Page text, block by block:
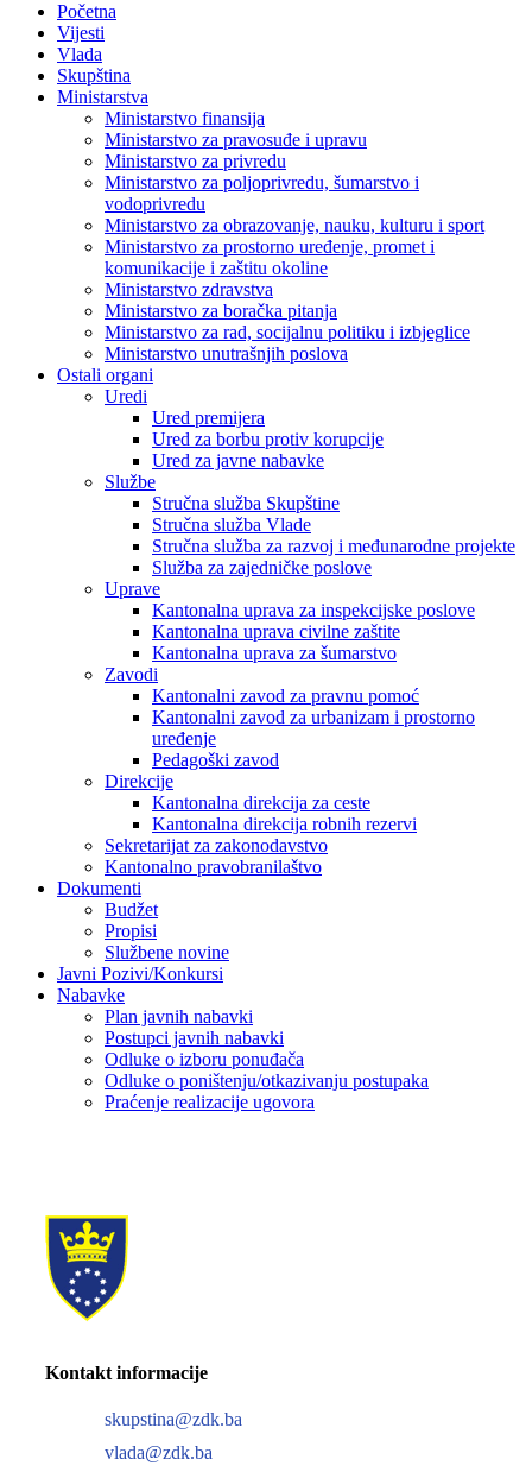
Početna
Vijesti
Vlada
Skupština
Ministarstva
Ministarstvo finansija
Ministarstvo za pravosuđe i upravu
Ministarstvo za privredu
Ministarstvo za poljoprivredu, šumarstvo i
vodoprivredu
Ministarstvo za obrazovanje, nauku, kulturu i sport
Ministarstvo za prostorno uređenje, promet i
komunikacije i zaštitu okoline
Ministarstvo zdravstva
Ministarstvo za boračka pitanja
Ministarstvo za rad, socijalnu politiku i izbjeglice
Ministarstvo unutrašnjih poslova
Ostali organi
Uredi
Ured premijera
Ured za borbu protiv korupcije
Ured za javne nabavke
Službe
Stručna služba Skupštine
Stručna služba Vlade
Stručna služba za razvoj i međunarodne projekte
Služba za zajedničke poslove
Uprave
Kantonalna uprava za inspekcijske poslove
Kantonalna uprava civilne zaštite
Kantonalna uprava za šumarstvo
Zavodi
Kantonalni zavod za pravnu pomoć
Kantonalni zavod za urbanizam i prostorno
uređenje
Pedagoški zavod
Direkcije
Kantonalna direkcija za ceste
Kantonalna direkcija robnih rezervi
Sekretarijat za zakonodavstvo
Kantonalno pravobranilaštvo
Dokumenti
Budžet
Propisi
Službene novine
Javni Pozivi/Konkursi
Nabavke
Plan javnih nabavki
Postupci javnih nabavki
Odluke o izboru ponuđača
Odluke o poništenju/otkazivanju postupaka
Praćenje realizacije ugovora
Kontakt informacije
skupstina@zdk.ba
vlada@zdk.ba